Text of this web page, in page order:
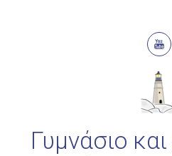
Γυμνάσιο